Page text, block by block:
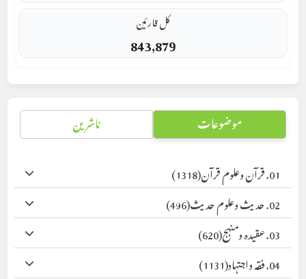
کل قارئین
843,879
موضوعات ناشرین
01. قرآن وعلوم قرآن
(1318)
02. حدیث وعلوم حدیث
(496)
03. عقیدہ ومنہج
(620)
04. فقہ واجتہاد
(1131)